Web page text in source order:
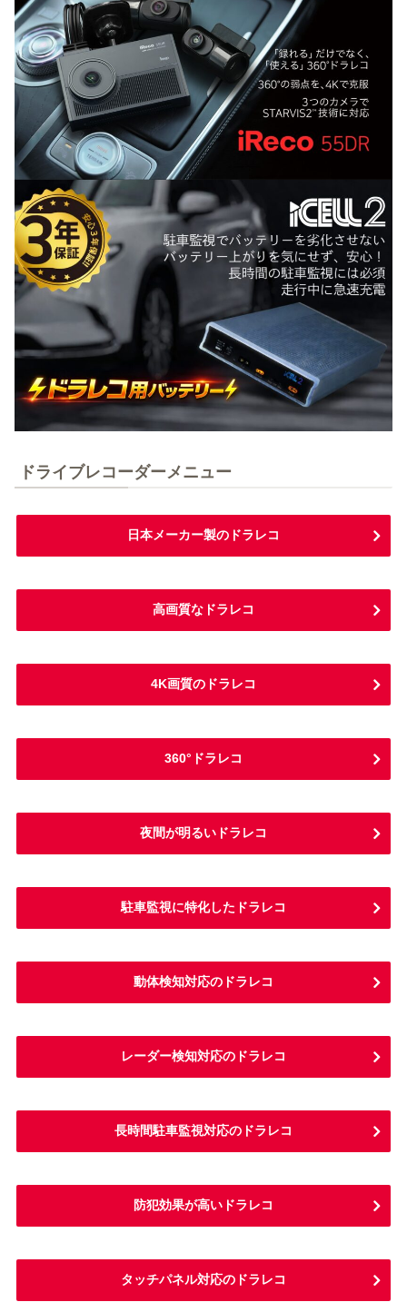
ドライブレコーダーメニュー
日本メーカー製のドラレコ
高画質なドラレコ
4K画質のドラレコ
360°ドラレコ
夜間が明るいドラレコ
駐車監視に特化したドラレコ
動体検知対応のドラレコ
レーダー検知対応のドラレコ
長時間駐車監視対応のドラレコ
防犯効果が高いドラレコ
タッチパネル対応のドラレコ